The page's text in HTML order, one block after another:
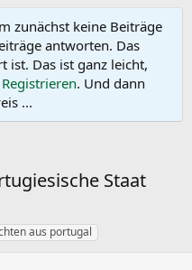
zunächst keine Beiträge
antworten. Das
ist. Das ist ganz leicht,
Registrieren. Und dann
...
Staat
aus portugal